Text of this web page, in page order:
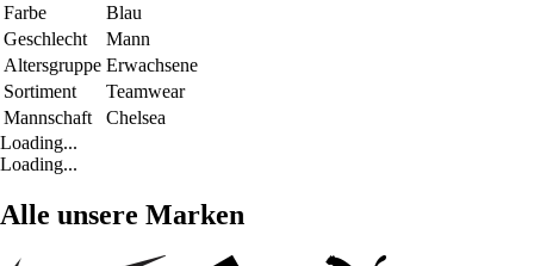
Farbe
Blau
Geschlecht
Mann
Altersgruppe Erwachsene
Sortiment
Teamwear
Mannschaft
Chelsea
Loading...
Loading...
Alle unsere Marken